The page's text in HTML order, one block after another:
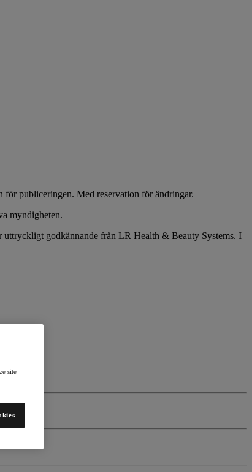
publiceringen. Med reservation för ändringar.
myndigheten.
godkännande från LR Health & Beauty Systems. I
site